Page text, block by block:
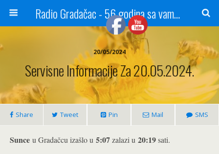
Radio Gradačac - 56 godina sa vama...
20/05/2024
Servisne Informacije Za 20.05.2024.
Share Tweet Pin Mail SMS
Sunce u Gradačcu izašlo u 5:07zalazi u 20:19sati.